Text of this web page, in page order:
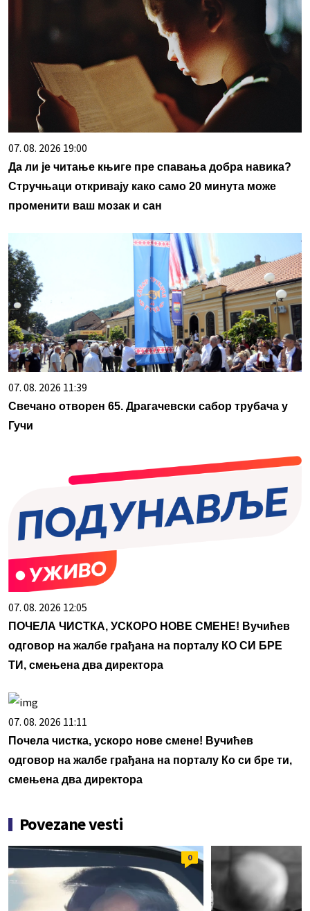
07. 08. 2026 19:00
Да ли је читање књиге пре спавања добра навика?
Стручњаци откривају како само 20 минута може
променити ваш мозак и сан
07. 08. 2026 11:39
Свечано отворен 65. Драгачевски сабор трубача у
Гучи
07. 08. 2026 12:05
ПОЧЕЛА ЧИСТКА, УСКОРО НОВЕ СМЕНЕ! Вучићев
одговор на жалбе грађана на порталу КО СИ БРЕ
ТИ, смењена два директора
07. 08. 2026 11:11
Почела чистка, ускоро нове смене! Вучићев
одговор на жалбе грађана на порталу Ко си бре ти,
смењена два директора
Povezane vesti
0